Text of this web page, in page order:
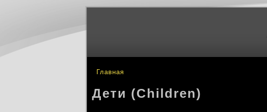
Вы здесь
Главная
Дети (Children)